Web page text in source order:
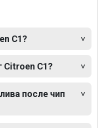
C1?
Citroen C1?
после чип